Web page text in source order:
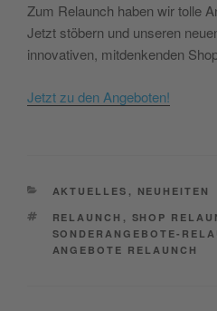
Zum Relaunch haben wir tolle
Jetzt stöbern und unseren
innovativen, mitdenkenden
Jetzt zu den Angeboten!
CATEGORIES
AKTUELLES , NEUHEITEN
TAGS
RELAUNCH , SHOP
SONDERANGEBOTE-
ANGEBOTE RELAUNCH